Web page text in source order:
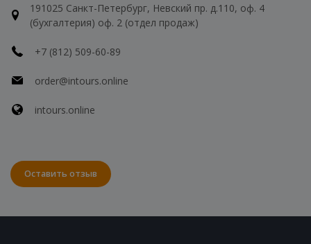
191025 Санкт-Петербург, Невский пр. д.110, оф. 4
(бухгалтерия) оф. 2 (отдел продаж)
+7 (812) 509-60-89
order@intours.online
intours.online
Оставить отзыв